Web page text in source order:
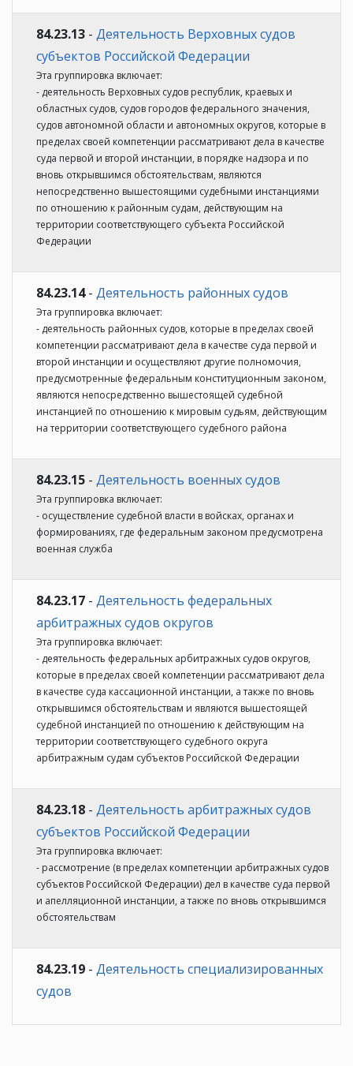
84.23.13 - Деятельность Верховных судов
субъектов Российской Федерации
Эта группировка включает:
- деятельность Верховных судов республик, краевых и
областных судов, судов городов федерального значения,
судов автономной области и автономных округов, которые в
пределах своей компетенции рассматривают дела в качестве
суда первой и второй инстанции, в порядке надзора и по
вновь открывшимся обстоятельствам, являются
непосредственно вышестоящими судебными инстанциями
по отношению к районным судам, действующим на
территории соответствующего субъекта Российской
Федерации
84.23.14- Деятельность районных судов
Эта группировка включает:
- деятельность районных судов, которые в пределах своей
компетенции рассматривают дела в качестве суда первой и
второй инстанции и осуществляют другие полномочия,
предусмотренные федеральным конституционным законом,
являются непосредственно вышестоящей судебной
инстанцией по отношению к мировым судьям, действующим
на территории соответствующего судебного района
84.23.15 - Деятельность военных судов
Эта группировка включает:
- осуществление судебной власти в войсках, органах и
формированиях, где федеральным законом предусмотрена
военная служба
84.23.17 - Деятельность федеральных
арбитражных судов округов
Эта группировка включает:
- деятельность федеральных арбитражных судов округов,
которые в пределах своей компетенции рассматривают дела
в качестве суда кассационной инстанции, а также по вновь
открывшимся обстоятельствам и являются вышестоящей
судебной инстанцией по отношению к действующим на
территории соответствующего судебного округа
арбитражным судам субъектов Российской Федерации
84.23.18 - Деятельность арбитражных судов
субъектов Российской Федерации
Эта группировка включает:
- рассмотрение (в пределах компетенции арбитражных судов
субъектов Российской Федерации) дел в качестве суда первой
и апелляционной инстанции, а также по вновь открывшимся
обстоятельствам
84.23.19 - Деятельность специализированных
судов